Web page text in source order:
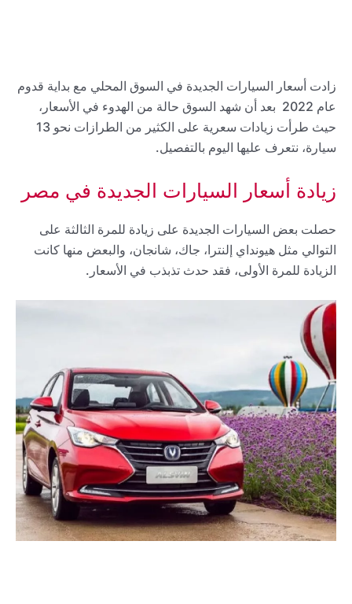
زادت أسعار السيارات الجديدة في السوق المحلي مع بداية قدوم
عام 2022 بعد أن شهد السوق حالة من الهدوء في الأسعار،
حيث طرأت زيادات سعرية على الكثير من الطرازات نحو 13
سيارة، نتعرف عليها اليوم بالتفصيل.
زيادة أسعار السيارات الجديدة في مصر
حصلت بعض السيارات الجديدة على زيادة للمرة الثالثة على
التوالي مثل هيونداي إلنترا، جاك، شانجان، والبعض منها كانت
الزيادة للمرة الأولى، فقد حدث تذبذب في الأسعار.